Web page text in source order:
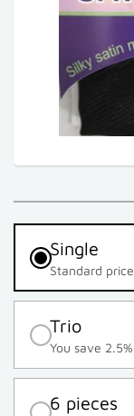
Single
Standard price
Trio
You save 2.5%
6 pieces